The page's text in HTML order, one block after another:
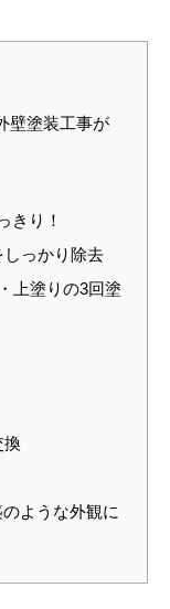
壁塗装工事が
きり！
しっかり除去
上塗りの3回塗
換
ような外観に